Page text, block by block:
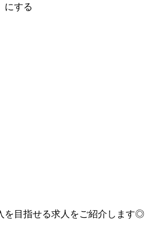
にする
を目指せる求人をご紹介します◎